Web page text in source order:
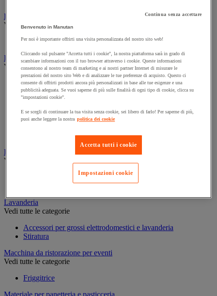
Decorazione per ambienti di ristorazione
Vedi tutte le categorie
Lampada
Forno e apparecchi di cottura
Vedi tutte le categorie
Barbecue e accessori
Cucina e piano cottura
Cuoci uova e bollitori
Forno e forno a microonde
Griglia
Raclette e fonduta
Frigorifero e gestione del freddo
Vedi tutte le categorie
Frigorifero e congelatore
Lavanderia
Vedi tutte le categorie
Accessori per grossi elettrodomestici e lavanderia
Stiratura
Macchina da ristorazione per eventi
Vedi tutte le categorie
Friggitrice
Materiale per panetteria e pasticceria
Continua senza accettare
Benvenuto in Manutan
Per noi è importante offrirti una visita personalizzata del nostro sito web!
Cliccando sul pulsante "Accetta tutti i cookie", la nostra piattaforma sarà in grado di
scambiare informazioni con il tuo browser attraverso i cookie. Queste informazioni
consentono al nostro team di marketing e ai nostri partner Internet di misurare le
prestazioni del nostro sito Web e di analizzare le tue preferenze di acquisto. Questo ci
consente di offrirti prodotti ancora più personalizzati in base alle tue esigenze e una
pubblicità adeguata. Se vuoi saperne di più sulle finalità di ogni tipo di cookie, clicca su
"impostazioni cookie".
E se scegli di continuare la tua visita senza cookie, sei libero di farlo! Per saperne di più,
puoi anche leggere la nostra politica dei cookie
Accetta tutti i cookie
Impostazioni cookie